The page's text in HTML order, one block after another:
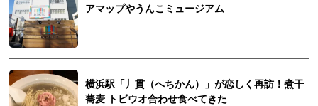
アマップやうんこミュージアム
横浜駅「丿貫（へちかん）」が恋しく再訪！煮干
蕎麦 トビウオ合わせ食べてきた